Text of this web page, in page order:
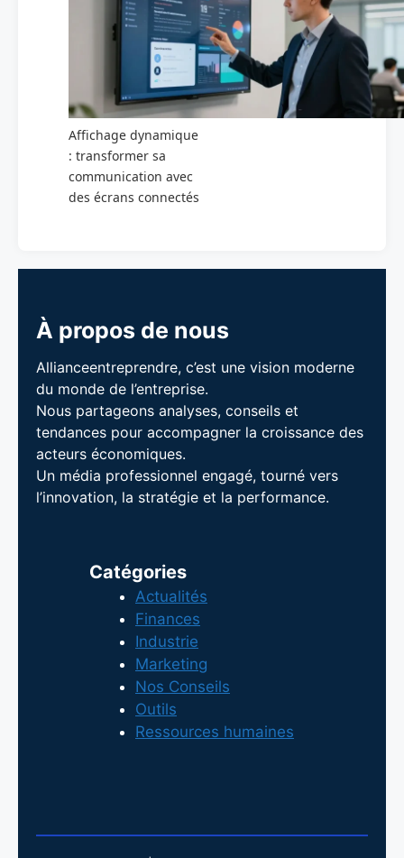
Affichage dynamique
: transformer sa
communication avec
des écrans connectés
À propos de nous
Allianceentreprendre, c’est une vision moderne
du monde de l’entreprise.
Nous partageons analyses, conseils et
tendances pour accompagner la croissance des
acteurs économiques.
Un média professionnel engagé, tourné vers
l’innovation, la stratégie et la performance.
Catégories
Actualités
Finances
Industrie
Marketing
Nos Conseils
Outils
Ressources humaines